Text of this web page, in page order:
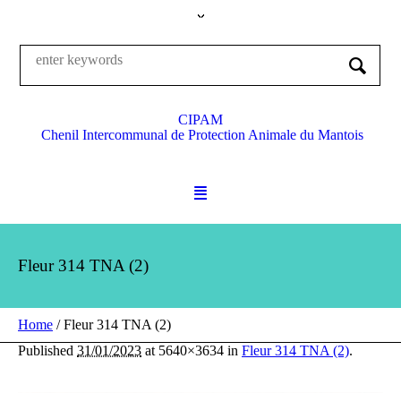
CIPAM
Chenil Intercommunal de Protection Animale du Mantois
Fleur 314 TNA (2)
Home /Fleur 314 TNA (2)
Published 31/01/2023 at 5640×3634 in Fleur 314 TNA (2).